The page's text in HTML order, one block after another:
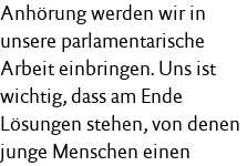
Anhörung werden wir in
unsere parlamentarische
Arbeit einbringen. Uns ist
wichtig, dass am Ende
Lösungen stehen, von denen
junge Menschen einen